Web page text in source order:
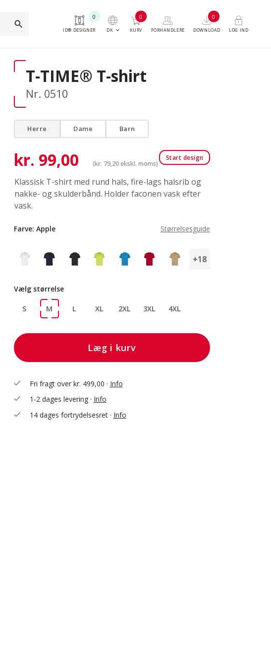
ID® DESIGNER
0
DK keyboard_arrow_down KURV
0
FORHANDLERE DOWNLOAD
0
LOG IND
search
T-TIME® T-shirt
Nr. 0510
Herre Dame Barn
kr. 99,00 (kr. 79,20ekskl. moms)
Start design
Klassisk T-shirt med rund hals, fire-lags halsrib og
nakke- og skulderbånd. Holder faconen vask efter
vask.
Farve: Apple Størrelsesguide
+18
Vælg størrelse
S M L XL 2XL 3XL 4XL
Læg i kurv
check Fri fragt over kr. 499,00 · Info
check 1-2 dages levering · Info
check 14 dages fortrydelsesret · Info